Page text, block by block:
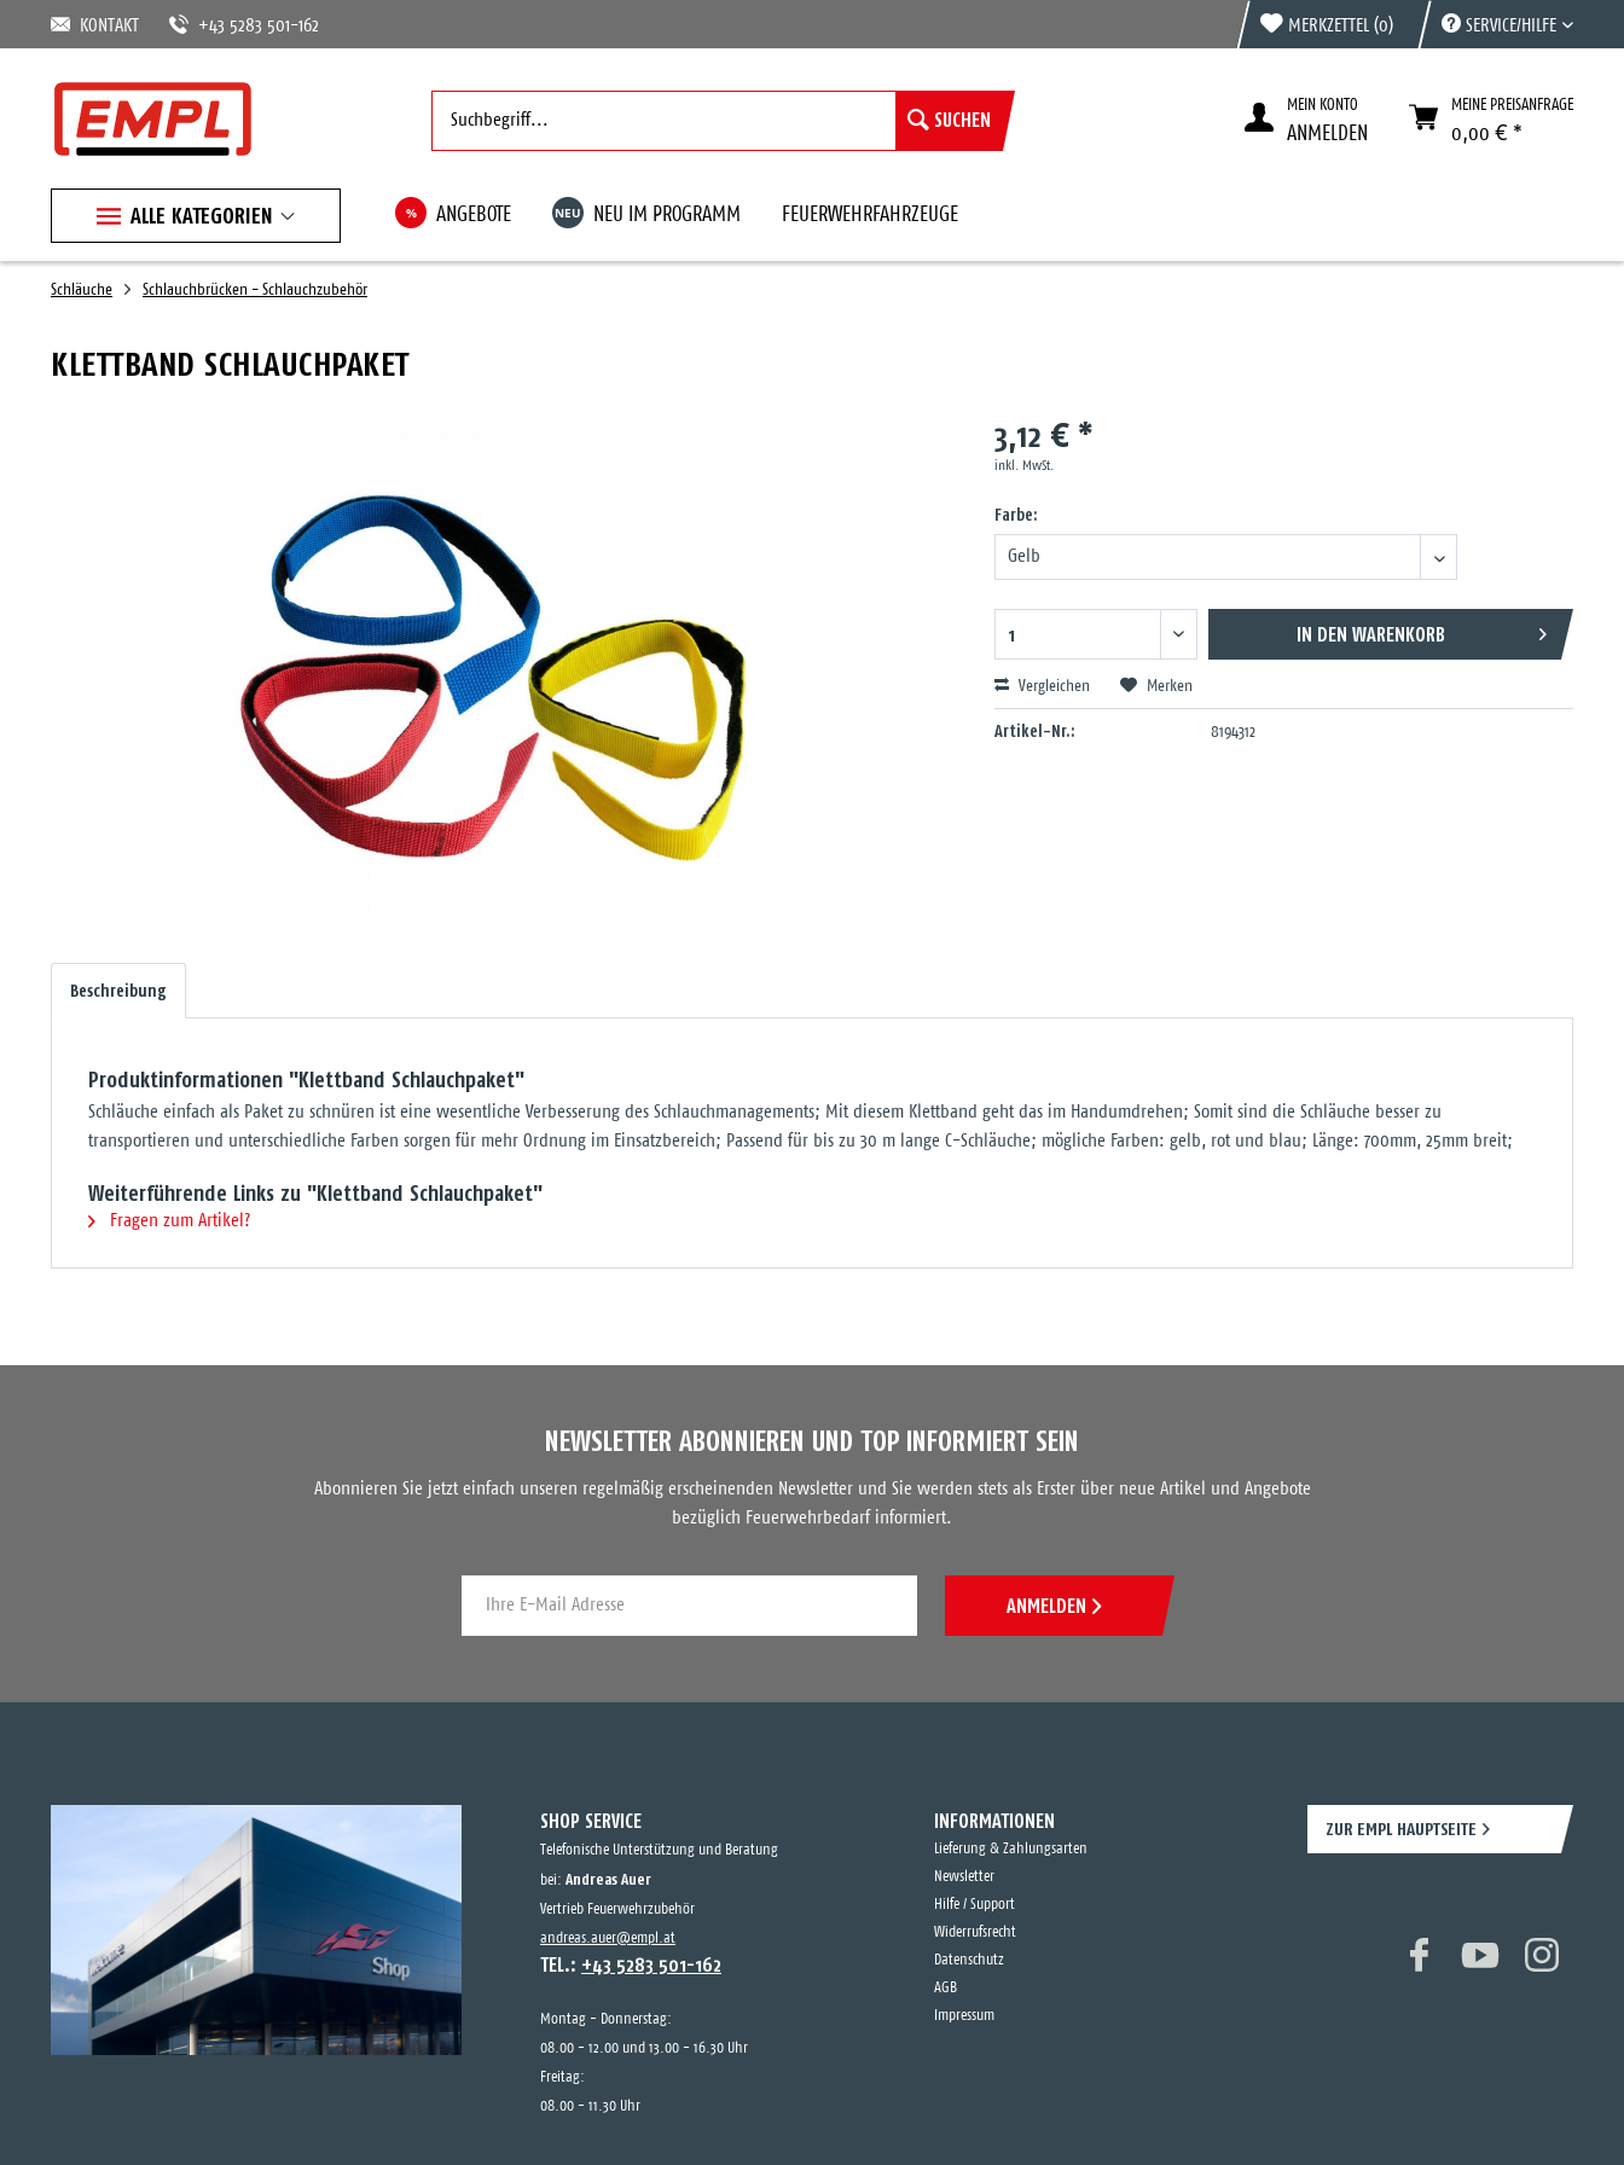
KONTAKT +43 5283 501-162 MERKZETTEL (0) SERVICE/HILFE
SUCHEN
MEIN KONTO
ANMELDEN
MEINE PREISANFRAGE
0,00 € *
ALLE KATEGORIEN % ANGEBOTE NEU NEU IM PROGRAMM FEUERWEHRFAHRZEUGE
Schläuche Schlauchbrücken - Schlauchzubehör
KLETTBAND SCHLAUCHPAKET
3,12 € *
inkl. MwSt.
Farbe:
IN DEN WARENKORB
Vergleichen Merken
Artikel-Nr.: 8194312
Beschreibung
Produktinformationen "Klettband Schlauchpaket"
Schläuche einfach als Paket zu schnüren ist eine wesentliche Verbesserung des Schlauchmanagements; Mit diesem Klettband geht das im Handumdrehen; Somit sind die Schläuche besser zu
transportieren und unterschiedliche Farben sorgen für mehr Ordnung im Einsatzbereich; Passend für bis zu 30 m lange C-Schläuche; mögliche Farben: gelb, rot und blau; Länge: 700mm, 25mm breit;
Weiterführende Links zu "Klettband Schlauchpaket"
Fragen zum Artikel?
NEWSLETTER ABONNIEREN UND TOP INFORMIERT SEIN
Abonnieren Sie jetzt einfach unseren regelmäßig erscheinenden Newsletter und Sie werden stets als Erster über neue Artikel und Angebote
bezüglich Feuerwehrbedarf informiert.
ANMELDEN
SHOP SERVICE
Telefonische Unterstützung und Beratung
bei: Andreas Auer
Vertrieb Feuerwehrzubehör
andreas.auer@empl.at
TEL.: +43 5283 501-162
Montag - Donnerstag:
08.00 - 12.00 und 13.00 - 16.30 Uhr
Freitag:
08.00 - 11.30 Uhr
INFORMATIONEN
Lieferung & Zahlungsarten
Newsletter
Hilfe / Support
Widerrufsrecht
Datenschutz
AGB
Impressum
ZUR EMPL HAUPTSEITE